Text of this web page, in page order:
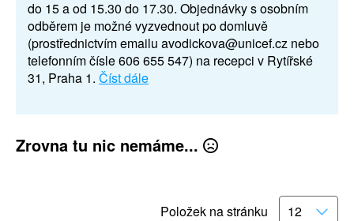
do 15 a od 15.30 do 17.30. Objednávky s osobním
odběrem je možné vyzvednout po domluvě
(prostřednictvím emailu avodickova@unicef.cz nebo
telefonním čísle 606 655 547) na recepci v Rytířské
31, Praha 1. Číst dále
Zrovna tu nic nemáme...
Položek na stránku